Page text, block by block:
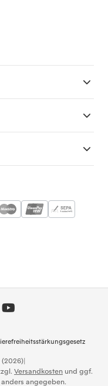
(2026)|
Versandkosten und ggf.
angegeben.